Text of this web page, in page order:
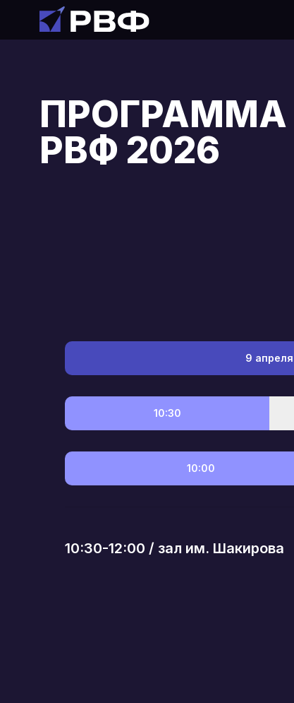
ПРОГРАММА
РВФ 2026
9 апреля
10:30
10:00
10:30-12:00 / зал им. Шакирова